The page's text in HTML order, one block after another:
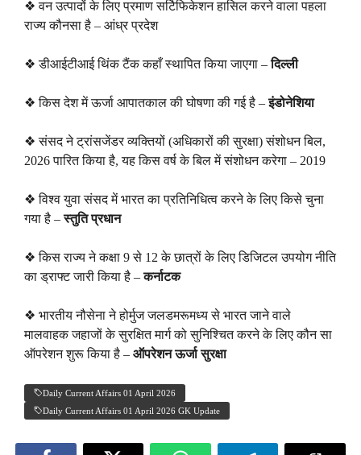
❖ वन उत्पादों के लिए प्रमाण सर्टिफिकेशन हासिल करने वाला पहला
राज्य कौनसा है – आंध्र प्रदेश
❖ डीआईटीआई थिंक टैंक कहाँ स्थापित किया जाएगा –दिल्ली
❖ किस देश में ऊर्जा आपातकाल की घोषणा की गई है –इंडोनेशिया
❖ संसद ने ट्रांसजेंडर व्यक्तियों (अधिकारों की सुरक्षा) संशोधन बिल,
2026 पारित किया है, यह किस वर्ष के बिल में संशोधन करेगा – 2019
❖ विश्व युवा संसद में भारत का प्रतिनिधित्व करने के लिए किसे चुना
गया है –स्तुति प्रधान
❖ किस राज्य ने कक्षा 9 से 12 के छात्रों के लिए डिजिटल उपयोग नीति
का ड्राफ्ट जारी किया है –कर्नाटक
❖ भारतीय नौसेना ने होर्मुज जलडमरूमध्य से भारत जाने वाले
मालवाहक जहाजों के सुरक्षित मार्ग को सुनिश्चित करने के लिए कौन सा
ऑपरेशन शुरू किया है – ऑपरेशन ऊर्जा सुरक्षा
Daily Current Affairs 01 April 2026
Daily Current Affairs 01 April 2026 GK Update